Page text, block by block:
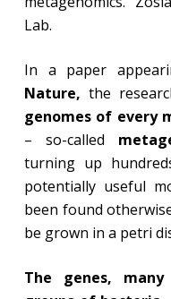
Lab.
In a paper
Nature, the
genomes of every
– so-called
turning up
potentially useful
been found
be grown in a petri
The genes,